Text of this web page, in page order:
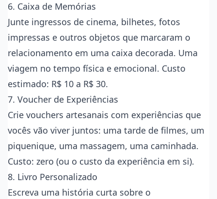
6. Caixa de Memórias
Junte ingressos de cinema, bilhetes, fotos
impressas e outros objetos que marcaram o
relacionamento em uma caixa decorada. Uma
viagem no tempo física e emocional. Custo
estimado: R$ 10 a R$ 30.
7. Voucher de Experiências
Crie vouchers artesanais com experiências que
vocês vão viver juntos: uma tarde de filmes, um
piquenique, uma massagem, uma caminhada.
Custo: zero (ou o custo da experiência em si).
8. Livro Personalizado
Escreva uma história curta sobre o